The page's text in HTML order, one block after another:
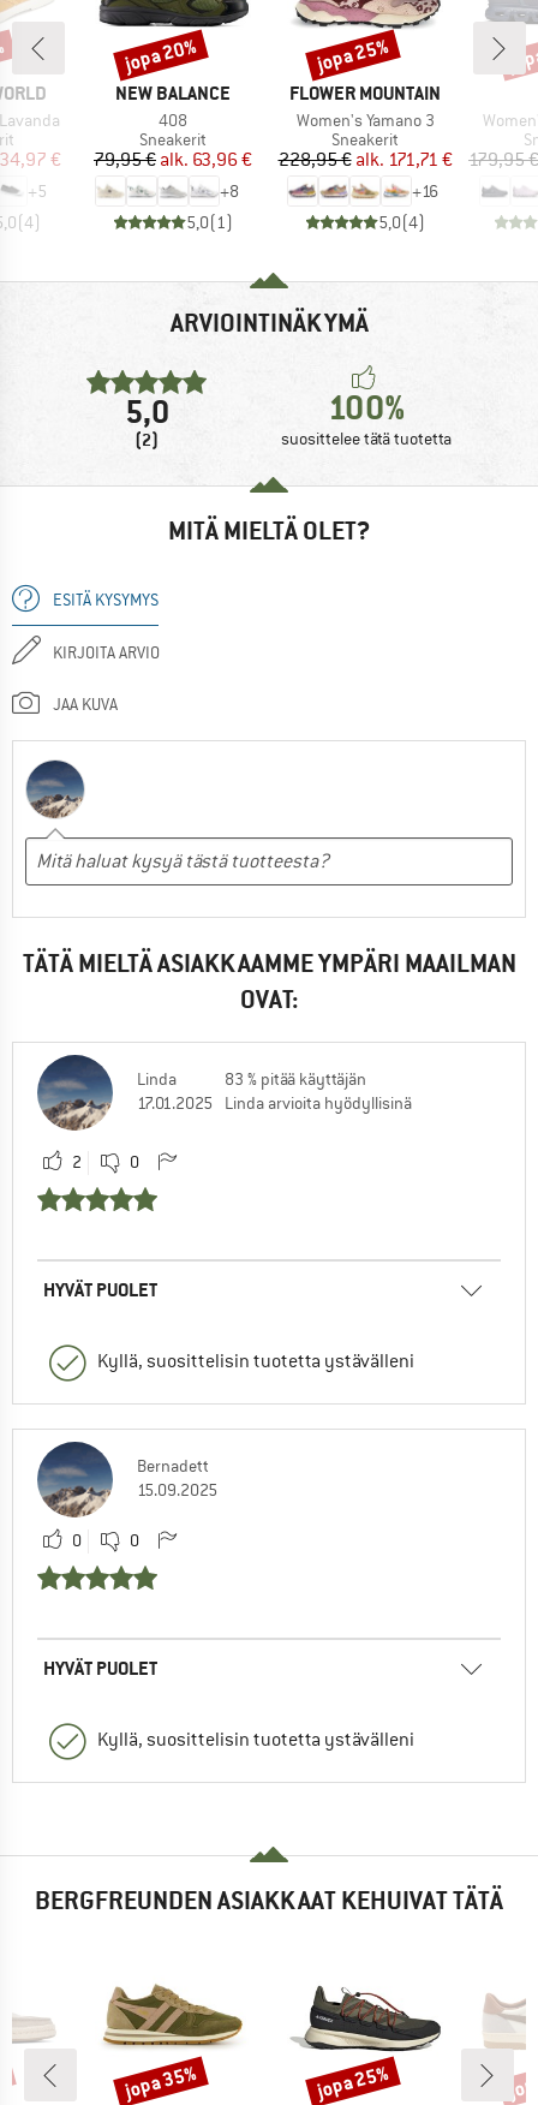
hinta
34,97 €
+5
(4)
MERKKI
NEW BALANCE
Tuote
408
Tuoteryhmä
Sneakerit
Hinta
79,95 € Alennettu hinta
alk. 63,96 €
+8
5,0(1)
Alennus
jopa 20%
MERKKI
FLOWER MOUNTAIN
Tuote
Women's Yamano 3
Tuoteryhmä
Sneakerit
Hinta
228,95 € Alennettu hinta
alk. 171,71 €
+16
5,0(4)
Alennus
jopa 25%
Tuote
179,95 €
ARVIOINTINÄKYMÄ
5,0
(2)
100%
suosittelee tätä tuotetta
MITÄ MIELTÄ OLET?
ESITÄ KYSYMYS
KIRJOITA ARVIO
JAA KUVA
TÄTÄ MIELTÄ ASIAKKAAMME YMPÄRI MAAILMAN
OVAT:
Linda
17.01.2025
83 % pitää käyttäjän
Linda arvioita hyödyllisinä
2 0
HYVÄT PUOLET
Kyllä, suosittelisin tuotetta ystävälleni
Bernadett
15.09.2025
0 0
HYVÄT PUOLET
Kyllä, suosittelisin tuotetta ystävälleni
BERGFREUNDEN ASIAKKAAT KEHUIVAT TÄTÄ
Alennus
jopa 35% Alennus
jopa 25%